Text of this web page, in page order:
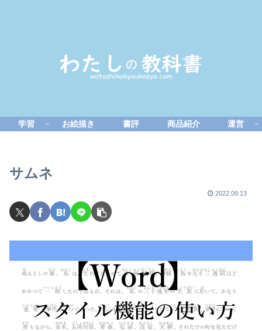
学習 お絵描き 書評 商品紹介 運営
サムネ
2022.09.13